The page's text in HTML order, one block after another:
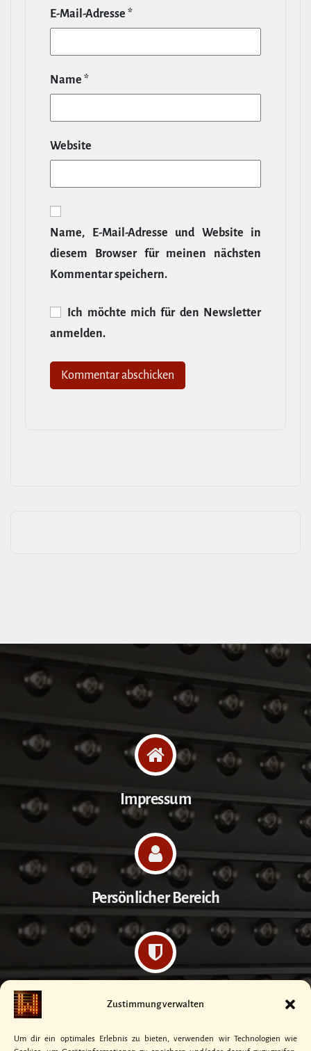
Zustimmung verwalten
Um dir ein optimales Erlebnis zu bieten, verwenden wir Technologien wie
E‑Mail-​Adresse *
Name *
Website
Name, E‑Mail-​Adresse und Website in
diesem Browser für meinen nächsten
Kommentar speichern.
Ich möchte mich für den News­letter
anmelden.
Impressum
Persönlicher Bereich
Datenschutzerklärung